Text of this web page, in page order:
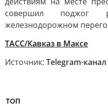
совершил поджог
железнодорожном
ТАСС/Кавказ в Максе
Источник: Telegram-
ТОП